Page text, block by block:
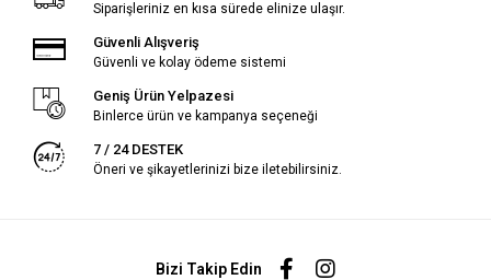
Siparişleriniz en kısa sürede elinize ulaşır.
Güvenli Alışveriş
Güvenli ve kolay ödeme sistemi
Geniş Ürün Yelpazesi
Binlerce ürün ve kampanya seçeneği
7 / 24 DESTEK
Öneri ve şikayetlerinizi bize iletebilirsiniz.
Bizi Takip Edin